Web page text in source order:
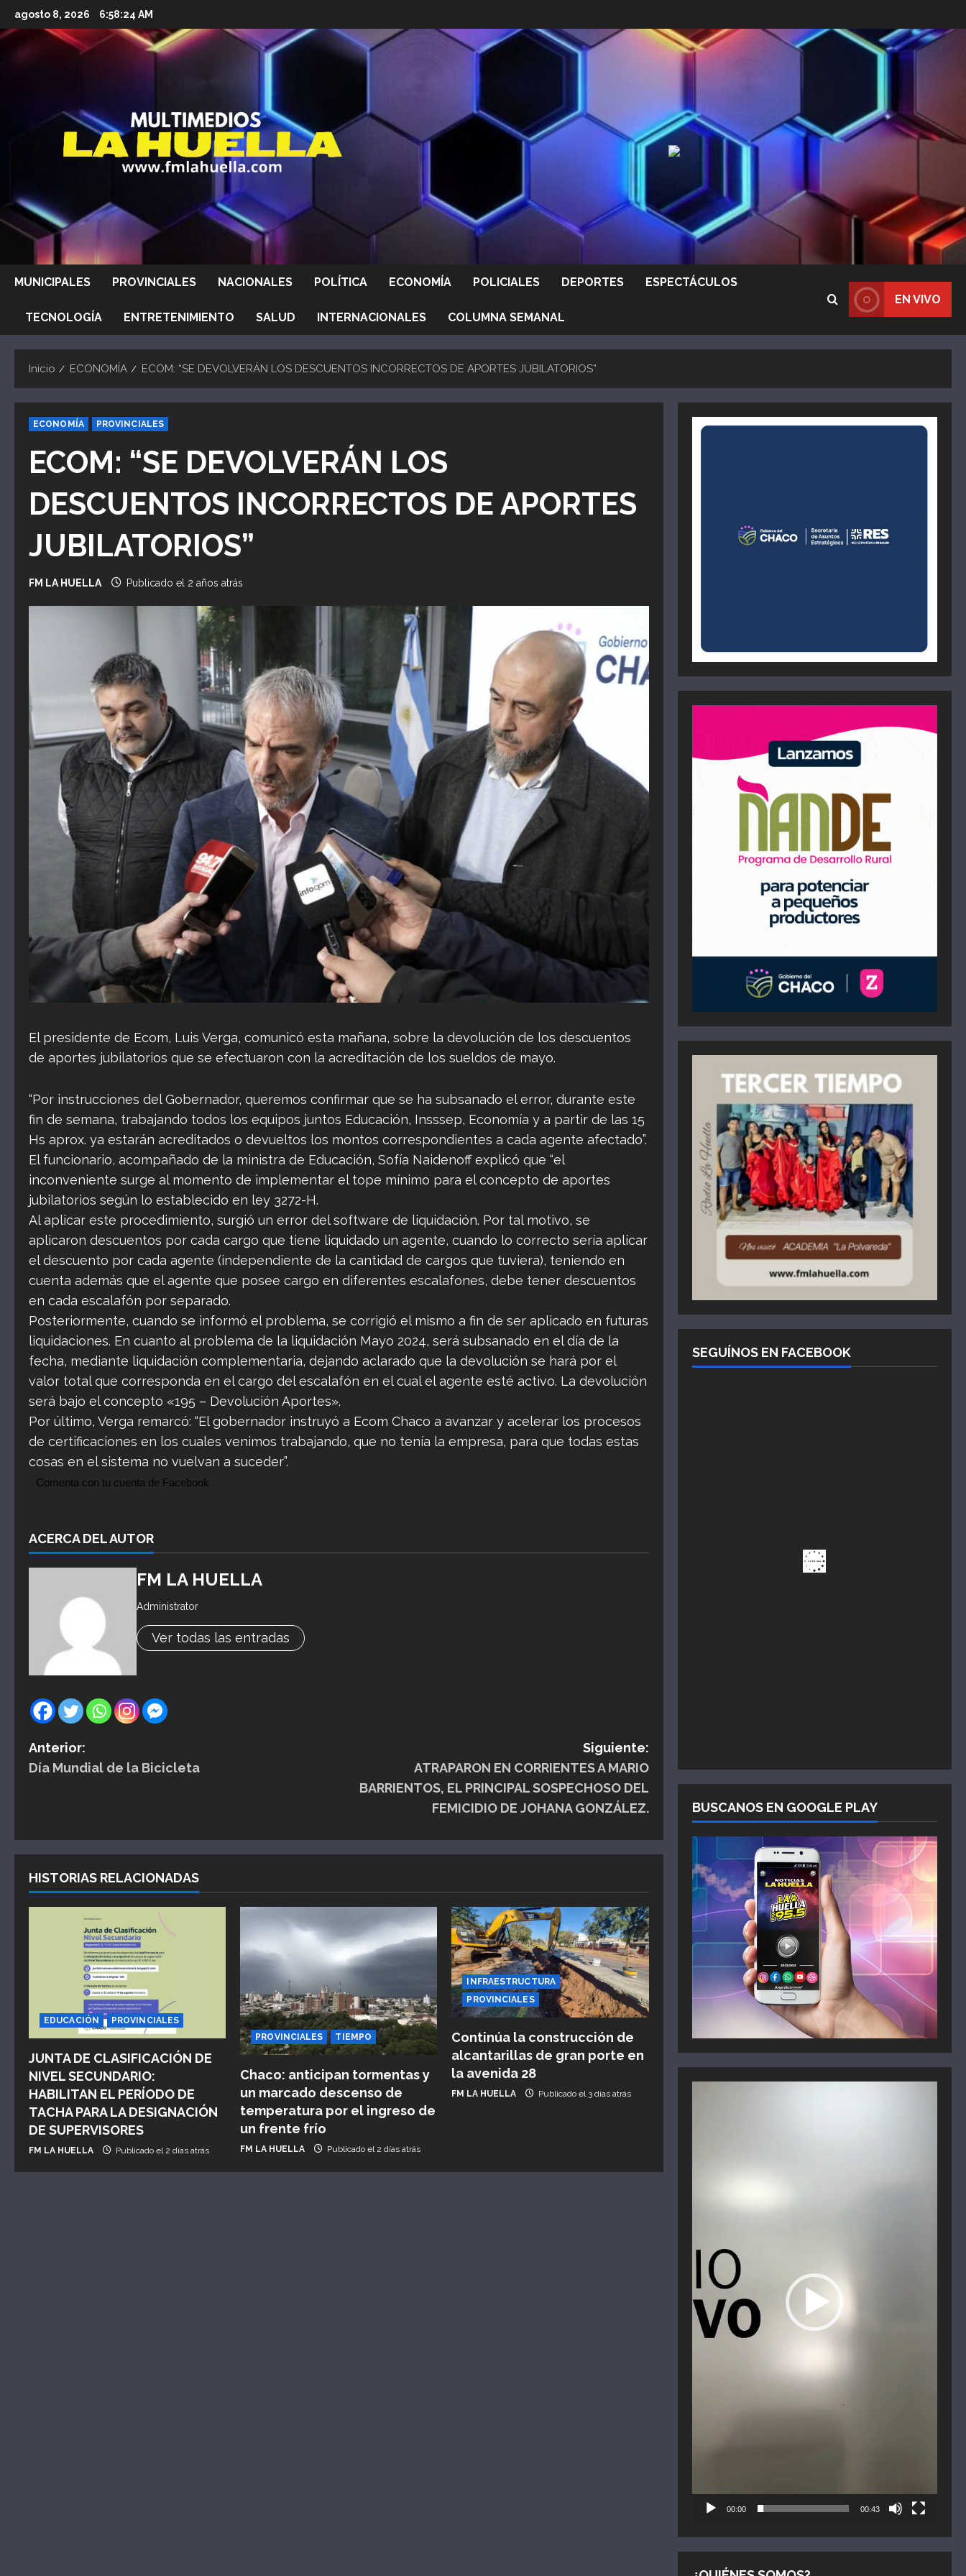
al
agosto 8, 2026 6:58:26 AM
MUNICIPALES PROVINCIALES NACIONALES POLÍTICA ECONOMÍA POLICIALES DEPORTES ESPECTÁCULOS
TECNOLOGÍA ENTRETENIMIENTO SALUD INTERNACIONALES COLUMNA SEMANAL
EN VIVO
Inicio ECONOMÍA ECOM: “SE DEVOLVERÁN LOS DESCUENTOS INCORRECTOS DE APORTES JUBILATORIOS”
ECONOMÍA PROVINCIALES
ECOM: “SE DEVOLVERÁN LOS
DESCUENTOS INCORRECTOS DE APORTES
JUBILATORIOS”
FM LA HUELLA Publicado el 2 años atrás
El presidente de Ecom, Luis Verga, comunicó esta mañana, sobre la devolución de los descuentos
de aportes jubilatorios que se efectuaron con la acreditación de los sueldos de mayo.
“Por instrucciones del Gobernador, queremos confirmar que se ha subsanado el error, durante este
fin de semana, trabajando todos los equipos juntos Educación, Insssep, Economía y a partir de las 15
Hs aprox. ya estarán acreditados o devueltos los montos correspondientes a cada agente afectado”.
El funcionario, acompañado de la ministra de Educación, Sofía Naidenoff explicó que “el
inconveniente surge al momento de implementar el tope mínimo para el concepto de aportes
jubilatorios según lo establecido en ley 3272-H.
Al aplicar este procedimiento, surgió un error del software de liquidación. Por tal motivo, se
aplicaron descuentos por cada cargo que tiene liquidado un agente, cuando lo correcto sería aplicar
el descuento por cada agente (independiente de la cantidad de cargos que tuviera), teniendo en
cuenta además que el agente que posee cargo en diferentes escalafones, debe tener descuentos
en cada escalafón por separado.
Posteriormente, cuando se informó el problema, se corrigió el mismo a fin de ser aplicado en futuras
liquidaciones. En cuanto al problema de la liquidación Mayo 2024, será subsanado en el día de la
fecha, mediante liquidación complementaria, dejando aclarado que la devolución se hará por el
valor total que corresponda en el cargo del escalafón en el cual el agente esté activo. La devolución
será bajo el concepto «195 – Devolución Aportes».
Por último, Verga remarcó: “El gobernador instruyó a Ecom Chaco a avanzar y acelerar los procesos
de certificaciones en los cuales venimos trabajando, que no tenía la empresa, para que todas estas
cosas en el sistema no vuelvan a suceder”.
Comenta con tu cuenta de Facebook
ACERCA DEL AUTOR
FM LA HUELLA
Administrator
Ver todas las entradas
N
e
g
a
n
d
e
e
n
t
Anterior:
Día Mundial de la Bicicleta
Siguiente:
ATRAPARON EN CORRIENTES A MARIO
BARRIENTOS, EL PRINCIPAL SOSPECHOSO DEL
FEMICIDIO DE JOHANA GONZÁLEZ.
HISTORIAS RELACIONADAS
EDUCACIÓN PROVINCIALES
JUNTA DE CLASIFICACIÓN DE
NIVEL SECUNDARIO:
HABILITAN EL PERÍODO DE
TACHA PARA LA DESIGNACIÓN
DE SUPERVISORES
FM LA HUELLA Publicado el 2 días atrás
PROVINCIALES TIEMPO
Chaco: anticipan tormentas y
un marcado descenso de
temperatura por el ingreso de
un frente frío
FM LA HUELLA Publicado el 2 días atrás
INFRAESTRUCTURA
PROVINCIALES
Continúa la construcción de
alcantarillas de gran porte en
la avenida 28
FM LA HUELLA Publicado el 3 días atrás
SEGUÍNOS EN FACEBOOK
BUSCANOS EN GOOGLE PLAY
00:00 00:43